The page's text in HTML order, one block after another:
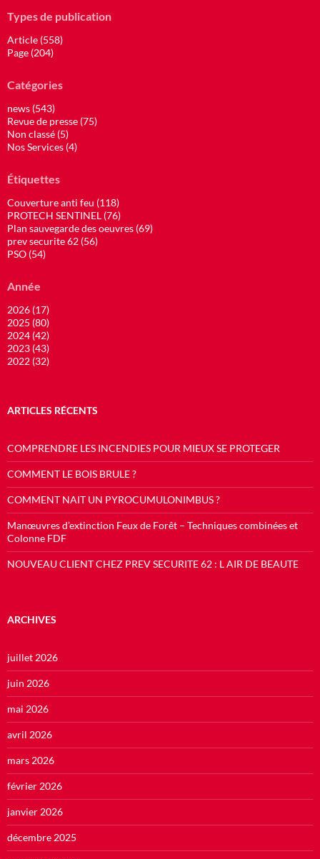
Types de publication
Article (558)
Page (204)
Catégories
news (543)
Revue de presse (75)
Non classé (5)
Nos Services (4)
Étiquettes
Couverture anti feu (118)
PROTECH SENTINEL (76)
Plan sauvegarde des oeuvres (69)
prev securite 62 (56)
PSO (54)
Année
2026 (17)
2025 (80)
2024 (42)
2023 (43)
2022 (32)
ARTICLES RÉCENTS
COMPRENDRE LES INCENDIES POUR MIEUX SE PROTEGER
COMMENT LE BOIS BRULE ?
COMMENT NAIT UN PYROCUMULONIMBUS ?
Manœuvres d’extinction Feux de Forêt – Techniques combinées et
Colonne FDF
NOUVEAU CLIENT CHEZ PREV SECURITE 62 : L AIR DE BEAUTE
ARCHIVES
juillet 2026
juin 2026
mai 2026
avril 2026
mars 2026
février 2026
janvier 2026
décembre 2025